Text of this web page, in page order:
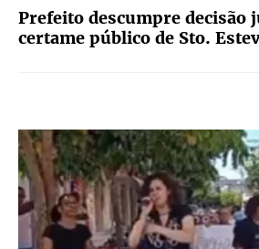
Prefeito descumpre decisão
certame público de Sto.